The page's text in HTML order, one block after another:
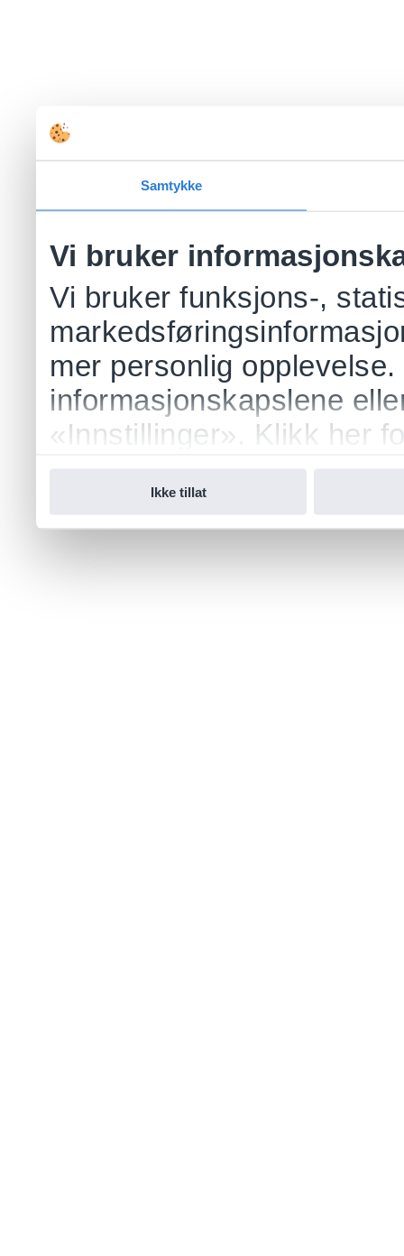
Samtykke
Vi bruker
Vi bruker funksjons-,
mer personlig
informasjonskapslene
«Innstillinger». Klikk her
Ikke tillat